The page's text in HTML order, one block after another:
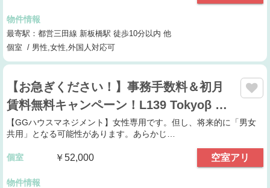
物件情報
最寄駅：都営三田線 新板橋駅 徒歩10分以内 他
個室 / 男性,女性,外国人対応可
【お急ぎください！】事務手数料＆初月
賃料無料キャンペーン！L139 Tokyoβ …
【GGハウスマネジメント】女性専用です。但し、将来的に「男女
共用」となる可能性があります。あらかじ…
個室 ￥52,000 空室アリ
物件情報